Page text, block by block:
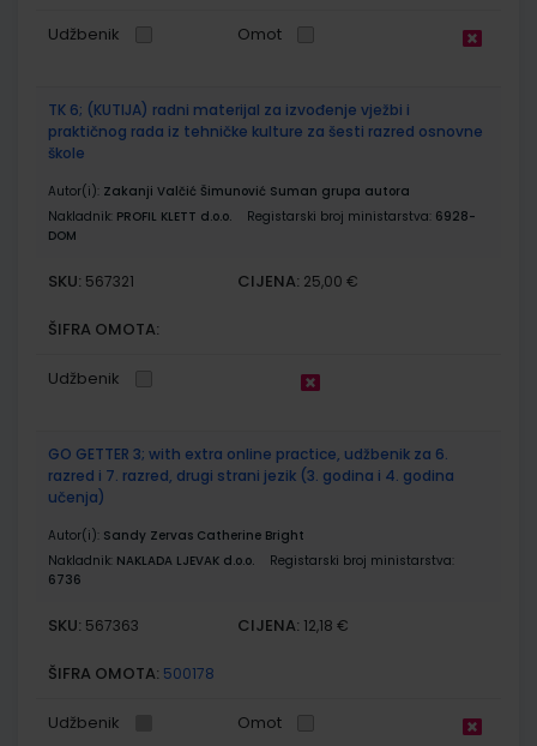
Udžbenik Omot
TK 6; (KUTIJA) radni materijal za izvođenje vježbi i
praktičnog rada iz tehničke kulture za šesti razred osnovne
škole
Autor(i): Zakanji Valčić Šimunović Suman grupa autora
Nakladnik: PROFIL KLETT d.o.o. Registarski broj ministarstva: 6928-
DOM
SKU: 567321 CIJENA: 25,00 €
ŠIFRA OMOTA:
Udžbenik
GO GETTER 3; with extra online practice, udžbenik za 6.
razred i 7. razred, drugi strani jezik (3. godina i 4. godina
učenja)
Autor(i): Sandy Zervas Catherine Bright
Nakladnik: NAKLADA LJEVAK d.o.o.
Registarski broj ministarstva:
6736
SKU: 567363 CIJENA: 12,18 €
ŠIFRA OMOTA: 500178
Udžbenik Omot